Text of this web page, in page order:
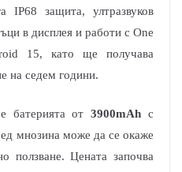
IP68 защита, ултразвуков
в дисплея и работи с One
15, като ще получава
на седем години.
батерията от 3900mAh с
мнозина може да се окаже
ползване. Цената започва